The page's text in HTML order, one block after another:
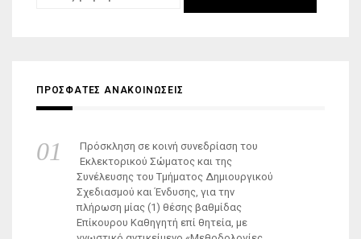
ΠΡΟΣΦΑΤΕΣ ΑΝΑΚΟΙΝΩΣΕΙΣ
Πρόσκληση σε κοινή συνεδρίαση του
Εκλεκτορικού Σώματος και της
Συνέλευσης του Τμήματος Δημιουργικού
Σχεδιασμού και Ένδυσης, για την
πλήρωση μίας (1) θέσης βαθμίδας
Επίκουρου Καθηγητή επί θητεία, με